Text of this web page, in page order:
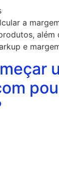
a
além
e